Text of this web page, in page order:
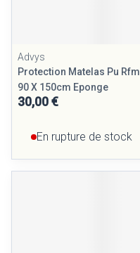
Advys
Protection Matelas Pu Rfm
90 X 150cm Eponge
30,00 €
En rupture de stock